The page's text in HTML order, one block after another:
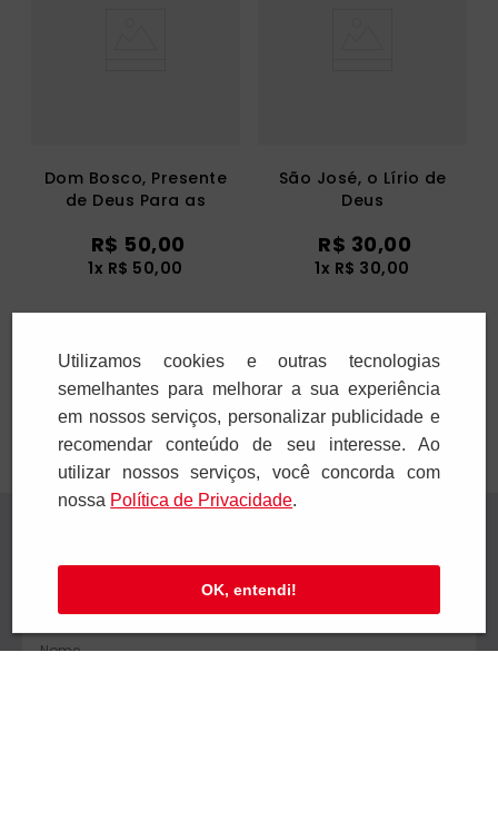
Dom Bosco, Presente
de Deus Para as
R$ 50,00
1x R$ 50,00
São José, o Lírio de
Deus
R$ 30,00
1x R$ 30,00
Preencha seus dados e receba novidades em
seu e-mail.
Utilizamos cookies e outras tecnologias
semelhantes para melhorar a sua experiência
em nossos serviços, personalizar publicidade e
recomendar conteúdo de seu interesse. Ao
utilizar nossos serviços, você concorda com
nossa Polí­tica de Privacidade.
OK, entendi!